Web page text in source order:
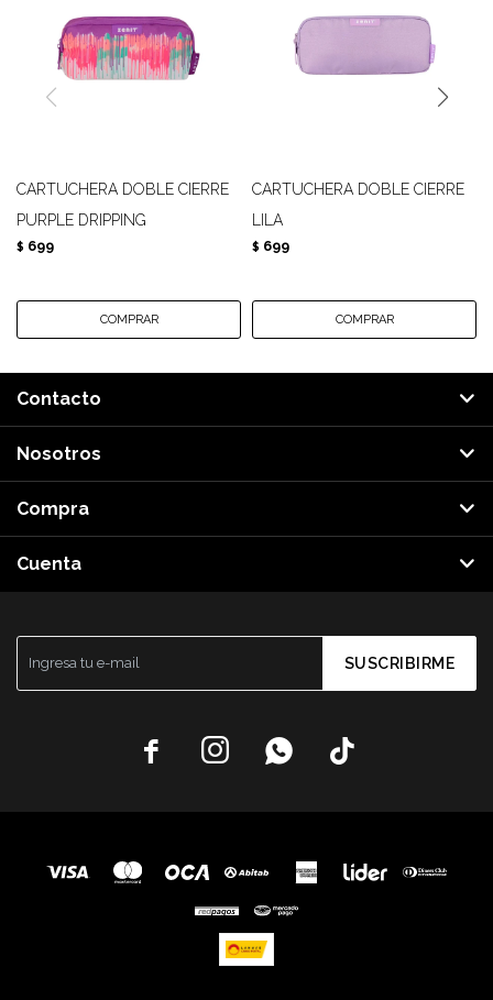
CARTUCHERA DOBLE CIERRE
PURPLE DRIPPING
$ 699
CARTUCHERA DOBLE CIERRE
LILA
$ 699
SUSCRIBIRME
   
Contacto
Nosotros
Compra
Cuenta